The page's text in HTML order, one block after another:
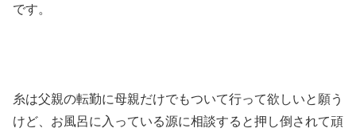
です。
糸は父親の転勤に母親だけでもついて行って欲しいと願う
けど、お風呂に入っている源に相談すると押し倒されて頑